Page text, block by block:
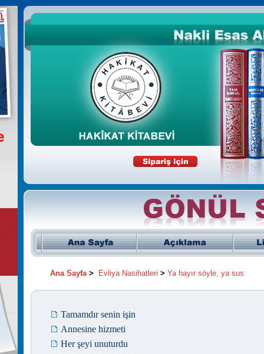
Ana Sayfa> Evliya Nasihatleri > Ya hayır söyle, ya sus
Tamamdır senin işin
Annesine hizmeti
Her şeyi unuturdu